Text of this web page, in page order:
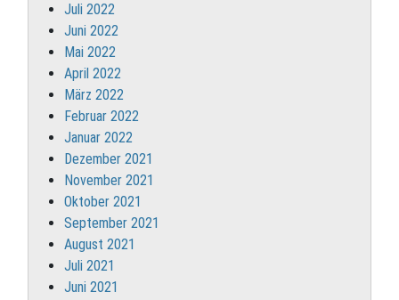
Juli 2022
Juni 2022
Mai 2022
April 2022
März 2022
Februar 2022
Januar 2022
Dezember 2021
November 2021
Oktober 2021
September 2021
August 2021
Juli 2021
Juni 2021